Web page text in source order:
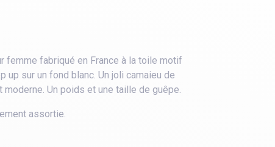
femme fabriqué en France à la toile motif
up sur un fond blanc. Un joli camaieu de
Un poids et une taille de guêpe.
assortie.